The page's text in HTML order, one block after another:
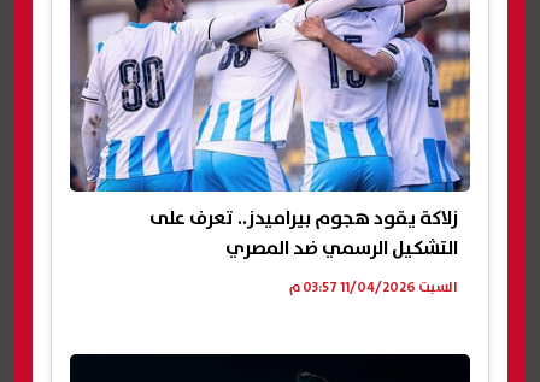
زلاكة يقود هجوم بيراميدز.. تعرف على
التشكيل الرسمي ضد المصري
السبت 11/04/2026 03:57 م